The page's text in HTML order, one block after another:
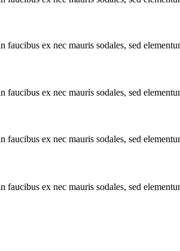
faucibus ex nec mauris sodales, sed
faucibus ex nec mauris sodales, sed
faucibus ex nec mauris sodales, sed
faucibus ex nec mauris sodales, sed